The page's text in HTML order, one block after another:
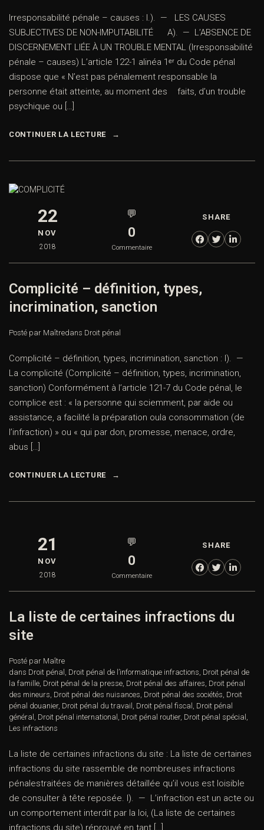
Irresponsabilité pénale – causes : I.). — LES CAUSES
SUBJECTIVES DE NON-IMPUTABILITÉ A). — L’ABSENCE DE
DISCERNEMENT LIÉE À UN TROUBLE MENTAL (Irresponsabilité
pénale – causes) L’article 122-1 alinéa 1ᵉʳ du Code pénal
dispose que « N’est pas pénalement responsable la
personne était atteinte, au moment des faits, d’un trouble
psychique ou […]
CONTINUER LA LECTURE
22
NOV
2018
💬
0
Commentaire
SHARE
Complicité – définition, types,
incrimination, sanction
Posté par Maîtredans Droit pénal
Complicité – définition, types, incrimination, sanction : I). —
La complicité (Complicité – définition, types, incrimination,
sanction) Conformément à l’article 121-7 du Code pénal, le
complice est : « la personne qui sciemment, par aide ou
assistance, a facilité la préparation oula consommation (de
l’infraction) » ou « qui par don, promesse, menace, ordre,
abus […]
CONTINUER LA LECTURE
21
NOV
2018
💬
0
Commentaire
SHARE
La liste de certaines infractions du
site
Posté par Maître
dans Droit pénal , Droit pénal de l’informatique infractions, Droit pénal de
la famille, Droit pénal de la presse, Droit pénal des affaires, Droit pénal
des mineurs, Droit pénal des nuisances, Droit pénal des sociétés, Droit
pénal douanier, Droit pénal du travail , Droit pénal fiscal , Droit pénal
général , Droit pénal international , Droit pénal routier, Droit pénal spécial ,
Les infractions
La liste de certaines infractions du site : La liste de certaines
infractions du site rassemble de nombreuses infractions
pénalestraitées de manières détaillée qu’il vous est loisible
de consulter à tête reposée. I). — L’infraction est un acte ou
un comportement interdit par la loi, (La liste de certaines
infractions du site) réprouvé en tant […]